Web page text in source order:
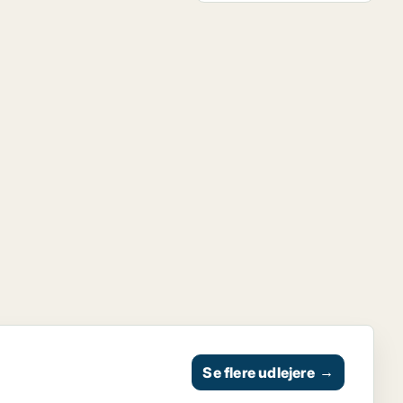
Se flere udlejere →